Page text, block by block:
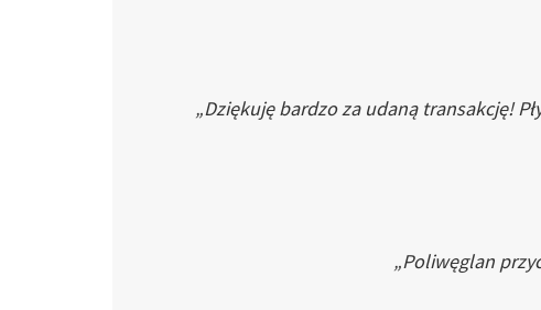
„Dziękuję bardzo za udaną transakcję!
„Poliwęglan